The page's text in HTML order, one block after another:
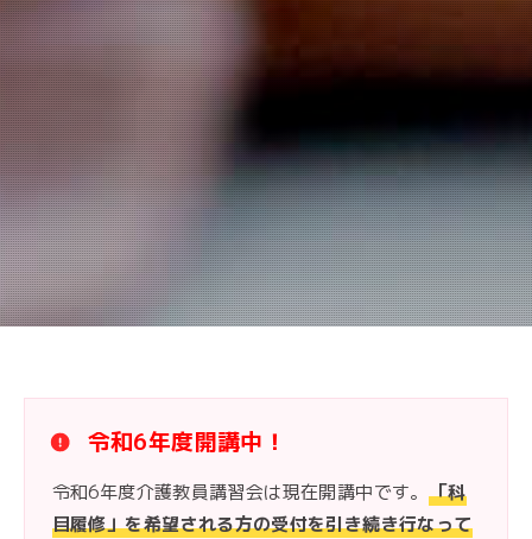
令和6年度開講中！
令和6年度介護教員講習会は現在開講中です。 「科
目履修」を希望される方の受付を引き続き行なって